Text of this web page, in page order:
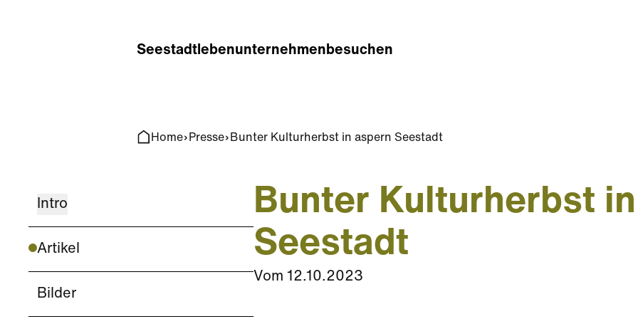
Seestadtlebenunternehmenbesuchen
Home Presse Bunter Kulturherbst in aspern Seestadt
Intro
Artikel
Bilder
Bunter Kulturherbst
Seestadt
Vom 12.10.2023